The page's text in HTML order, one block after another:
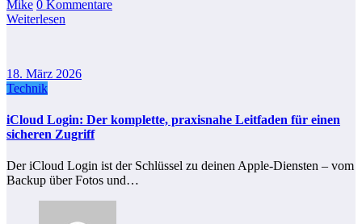
Mike 0 Kommentare
Weiterlesen
18. März 2026
Technik
iCloud Login: Der komplette, praxisnahe Leitfaden für einen
sicheren Zugriff
Der iCloud Login ist der Schlüssel zu deinen Apple-Diensten – vom
Backup über Fotos und…